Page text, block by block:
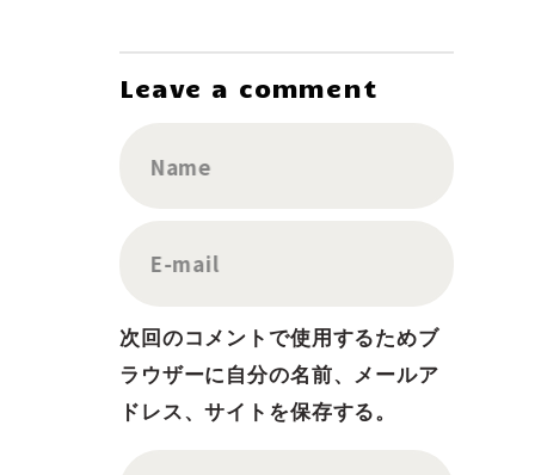
Leave a comment
Name
E-mail
次回のコメントで使用するためブ
ラウザーに自分の名前、メールア
ドレス、サイトを保存する。